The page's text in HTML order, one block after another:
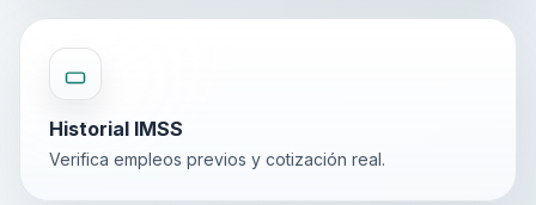
Historial IMSS
Verifica empleos previos y cotización real.